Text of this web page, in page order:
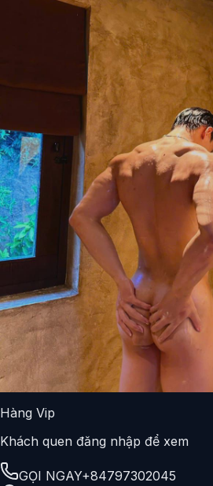
Hàng Vip
Khách quen đăng nhập để xem
GỌI NGAY+84797302045